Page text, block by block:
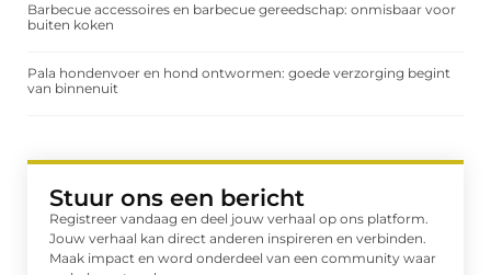
Barbecue accessoires en barbecue gereedschap: onmisbaar voor
buiten koken
Pala hondenvoer en hond ontwormen: goede verzorging begint
van binnenuit
Stuur ons een bericht
Registreer vandaag en deel jouw verhaal op ons platform.
Jouw verhaal kan direct anderen inspireren en verbinden.
Maak impact en word onderdeel van een community waar